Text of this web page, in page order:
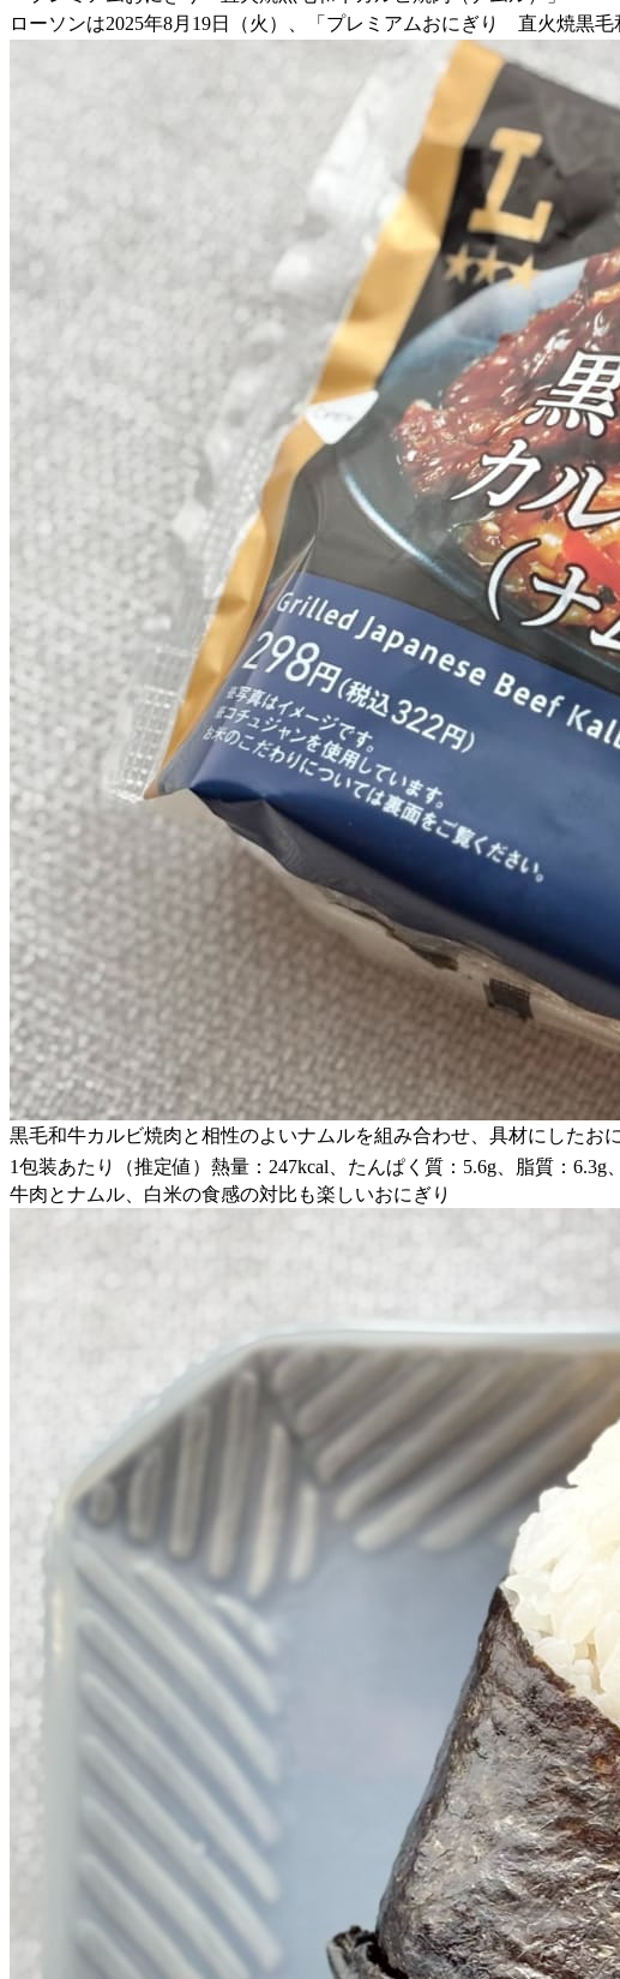
ローソンは2025年8月19日（火）、「プレミアムおにぎり 直火焼黒
黒毛和牛カルビ焼肉と相性のよいナムルを組み合わせ、具材にしたお
1包装あたり（推定値）熱量：247kcal、たんぱく質：5.6g、脂質：6.3g
牛肉とナムル、白米の食感の対比も楽しいおにぎり